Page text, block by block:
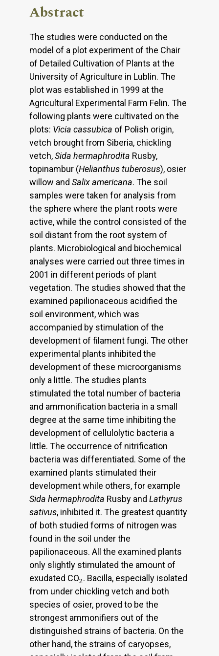
Abstract
The studies were conducted on the
model of a plot experiment of the Chair
of Detailed Cultivation of Plants at the
University of Agriculture in Lublin. The
plot was established in 1999 at the
Agricultural Experimental Farm Felin. The
following plants were cultivated on the
plots: Vicia cassubica of Polish origin,
vetch brought from Siberia, chickling
vetch,Sida hermaphrodita Rusby,
topinambur (Helianthus tuberosus), osier
willow and Salix americana. The soil
samples were taken for analysis from
the sphere where the plant roots were
active, while the control consisted of the
soil distant from the root system of
plants. Microbiological and biochemical
analyses were carried out three times in
2001 in different periods of plant
vegetation. The studies showed that the
examined papilionaceous acidified the
soil environment, which was
accompanied by stimulation of the
development of filament fungi. The other
experimental plants inhibited the
development of these microorganisms
only a little. The studies plants
stimulated the total number of bacteria
and ammonification bacteria in a small
degree at the same time inhibiting the
development of cellulolytic bacteria a
little. The occurrence of nitrification
bacteria was differentiated. Some of the
examined plants stimulated their
development while others, for example
Sida hermaphrodita Rusby and Lathyrus
sativus, inhibited it. The greatest quantity
of both studied forms of nitrogen was
found in the soil under the
papilionaceous. All the examined plants
only slightly stimulated the amount of
exudated CO2. Bacilla, especially isolated
from under chickling vetch and both
species of osier, proved to be the
strongest ammonifiers out of the
distinguished strains of bacteria. On the
other hand, the strains of caryopses,